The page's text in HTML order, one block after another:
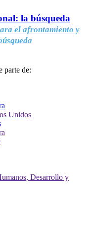
la búsqueda
el afrontamiento y
parte de: